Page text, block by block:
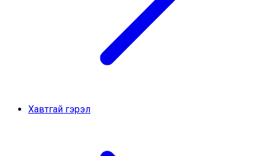
Хавтгай гэрэл